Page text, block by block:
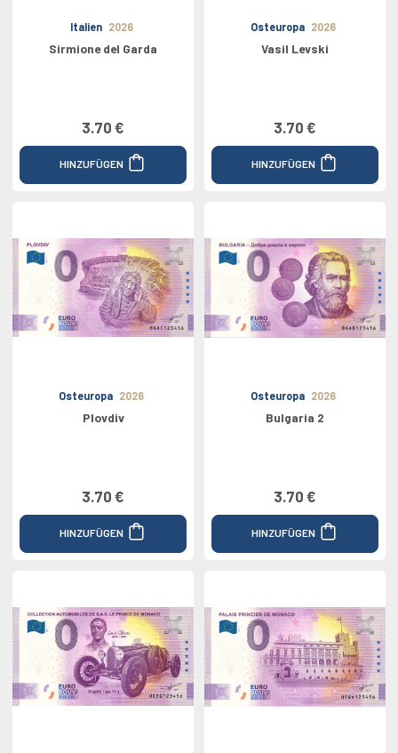
Italien 2026
Sirmione del Garda
3.70 €
HINZUFÜGEN
Osteuropa 2026
Vasil Levski
3.70 €
HINZUFÜGEN
Osteuropa 2026
Plovdiv
3.70 €
HINZUFÜGEN
Osteuropa 2026
Bulgaria 2
3.70 €
HINZUFÜGEN